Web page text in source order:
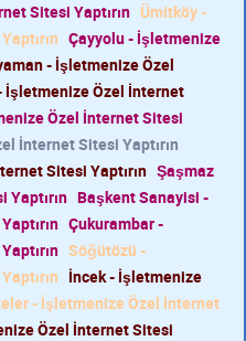
Sitesi Yaptırın Ümitköy -
Çayyolu - İşletmenize
- İşletmenize Özel
- İşletmenize Özel İnternet
Özel İnternet Sitesi
İnternet Sitesi Yaptırın
Sitesi Yaptırın Şaşmaz
Başkent Sanayisi -
Çukurambar -
Söğütözü -
İncek - İşletmenize
- İşletmenize Özel İnternet
Özel İnternet Sitesi